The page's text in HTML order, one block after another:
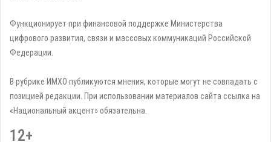
Функционирует при финансовой поддержке Министерства
цифрового развития, связи и массовых коммуникаций Российской
Федерации.
В рубрике ИМХО публикуются мнения, которые могут не совпадать с
позицией редакции. При использовании материалов сайта ссылка на
«Национальный акцент» обязательна.
12+